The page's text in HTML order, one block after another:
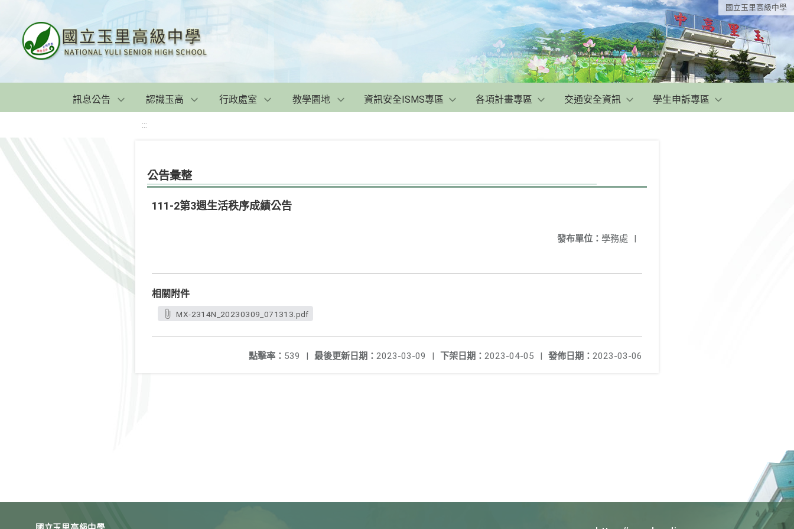
國立玉里高級中學
訊息公告 認識玉高 行政處室 教學園地 資訊安全ISMS專區 各項計畫專區 交通安全資訊 學生申訴專區
:::
公告彙整
111-2第3週生活秩序成績公告
發布單位： 學務處 |
相關附件
MX-2314N_20230309_071313.pdf
發佈日期： 2023-03-06
下架日期： 2023-04-05 |
最後更新日期： 2023-03-09 |
點擊率： 539 |